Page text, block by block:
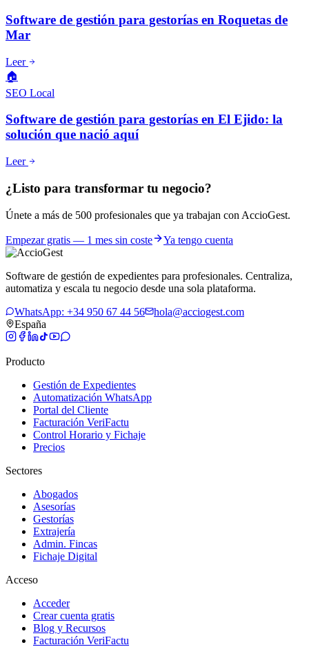
Software de gestión para gestorías en Roquetas de
Mar
Leer
🏠
SEO Local
Software de gestión para gestorías en El Ejido: la
solución que nació aquí
Leer
¿Listo para transformar tu negocio?
Únete a más de 500 profesionales que ya trabajan con AccioGest.
Empezar gratis — 1 mes sin coste Ya tengo cuenta
Software de gestión de expedientes para profesionales. Centraliza,
automatiza y escala tu negocio desde una sola plataforma.
WhatsApp: +34 950 67 44 56
hola@acciogest.com
España
Producto
Gestión de Expedientes
Automatización WhatsApp
Portal del Cliente
Facturación VeriFactu
Control Horario y Fichaje
Precios
Sectores
Abogados
Asesorías
Gestorías
Extrajería
Admin. Fincas
Fichaje Digital
Acceso
Acceder
Crear cuenta gratis
Blog y Recursos
Facturación VeriFactu